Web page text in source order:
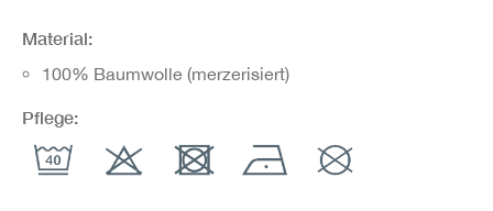
Material:
100% Baumwolle (merzerisiert)
Pflege: